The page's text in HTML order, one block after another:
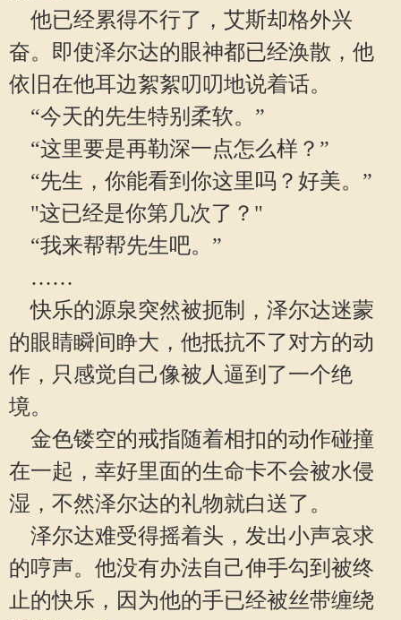
他已经累得不行了，艾斯却格外兴
奋。即使泽尔达的眼神都已经涣散，他
依旧在他耳边絮絮叨叨地说着话。
“今天的先生特别柔软。”
“这里要是再勒深一点怎么样？”
“先生，你能看到你这里吗？好美。”
"这已经是你第几次了？"
“我来帮帮先生吧。”
……
快乐的源泉突然被扼制，泽尔达迷蒙
的眼睛瞬间睁大，他抵抗不了对方的动
作，只感觉自己像被人逼到了一个绝
境。
金色镂空的戒指随着相扣的动作碰撞
在一起，幸好里面的生命卡不会被水侵
湿，不然泽尔达的礼物就白送了。
泽尔达难受得摇着头，发出小声哀求
的哼声。他没有办法自己伸手勾到被终
止的快乐，因为他的手已经被丝带缠绕